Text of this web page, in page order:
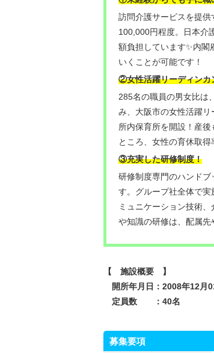
訪問介護サービスを提
100,000円程度。日本介
額負担しています✨内
いくことが可能です！
②女性活躍リーディンカ
285名の職員の男女比は
み、大阪市の女性活躍
所内保育所を開設！産
ところ、女性の育休取得
③充実した研修制度！
研修制度専門のハンド
す。グループ社全体で
ミュニケーション技術
や知識の研修は、配属
【 施設概要 】
開所年月日：2008年12月
定員数 ：40名
募集要項